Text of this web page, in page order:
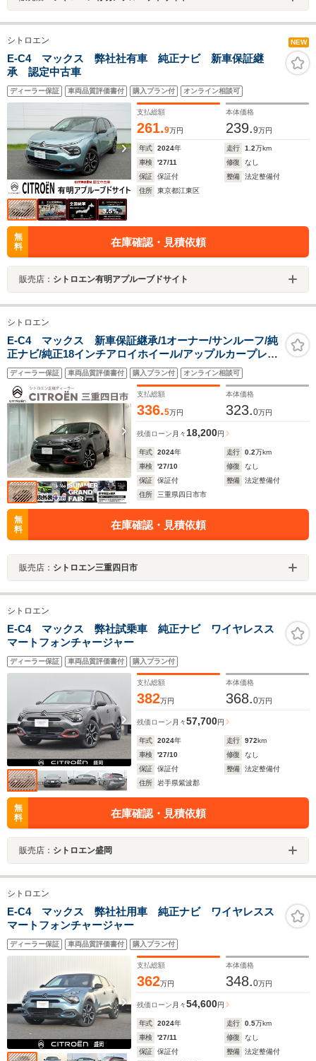
シトロエン NEW
E-C4 マックス 弊社社有車 純正ナビ 新車保証継
承 認定中古車
ディーラー保証 車両品質評価書付 購入プラン付 オンライン相談可
支払総額
261.9万円
本体価格
239.9万円
年式 2024年 走行 1.2万km
車検
'27/11 修復
なし
保証
保証付 整備
法定整備付
住所
東京都江東区
無
料
在庫確認・見積依頼
販売店： シトロエン有明アプルーブドサイト
シトロエン
E-C4 マックス 新車保証継承/1オーナー/サンルーフ/純
正ナビ/純正18インチアロイホイール/アップルカープレイ/
アンドロイドオート/ブラインドスポットモニター/アダプ
ティブクルーズコントロール/シートヒーター/ハンドルヒ
ーター
ディーラー保証 車両品質評価書付 購入プラン付 オンライン相談可
支払総額
336.5万円
本体価格
323.0万円
残価ローン 月々18,200円
年式 2024年 走行 0.2万km
車検
'27/10 修復
なし
保証
保証付 整備
法定整備付
住所
三重県四日市市
無
料
在庫確認・見積依頼
販売店： シトロエン三重四日市
シトロエン
E-C4 マックス 弊社試乗車 純正ナビ ワイヤレスス
マートフォンチャージャー
ディーラー保証 車両品質評価書付 購入プラン付
支払総額
382万円
本体価格
368.0万円
残価ローン 月々57,700円
年式 2024年 走行 972km
車検
'27/10 修復
なし
保証
保証付 整備
法定整備付
住所
岩手県紫波郡
無
料
在庫確認・見積依頼
販売店： シトロエン盛岡
シトロエン
E-C4 マックス 弊社社用車 純正ナビ ワイヤレスス
マートフォンチャージャー
ディーラー保証 車両品質評価書付 購入プラン付
支払総額
362万円
本体価格
348.0万円
残価ローン 月々54,600円
年式 2024年 走行 0.5万km
車検
'27/11 修復
なし
保証
保証付 整備
法定整備付